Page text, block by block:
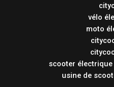
vélo
moto
scooter
usine de